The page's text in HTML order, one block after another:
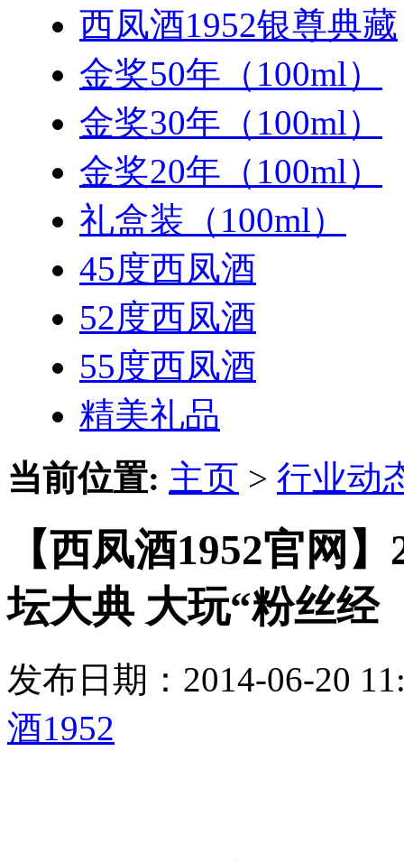
西凤酒1952银尊典藏
金奖50年（100ml）
金奖30年（100ml）
金奖20年（100ml）
礼盒装（100ml）
45度西凤酒
52度西凤酒
55度西凤酒
精美礼品
当前位置: 主页 > 行业动
【西凤酒1952官网
坛大典 大玩“粉丝经
发布日期：2014-06-20
酒1952